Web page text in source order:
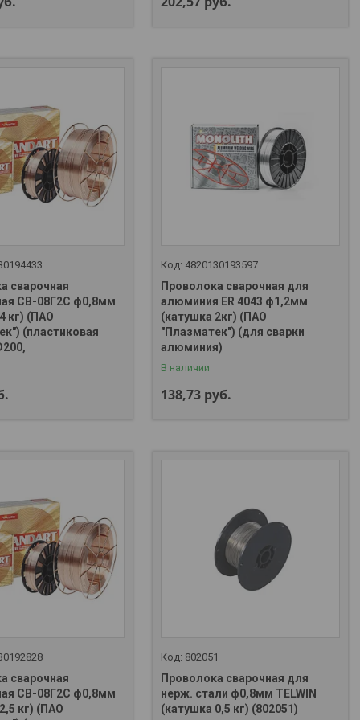
сварочная
СВ-08Г2С ф0,8мм
кг) (ПАО
(пластиковая
37-10
4820130193597
Проволока сварочная для
алюминия ER 4043 ф1,2мм
(катушка 2кг) (ПАО
"Плазматек") (для сварки
алюминия)
В наличии
138,73 руб.
+375 (29) 667-37-10
сварочная
СВ-08Г2С ф0,8мм
кг) (ПАО
802051
Проволока сварочная для
нерж. стали ф0,8мм TELWIN
(катушка 0,5 кг) (802051)